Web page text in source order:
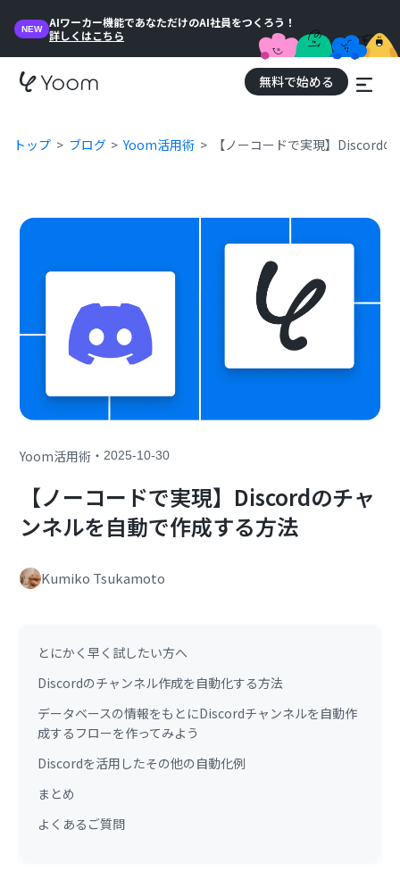
NEW
AIワーカー機能であなただけのAI社員をつくろう！
詳しくはこちら
無料で始める
トップ ブログ Yoom活用術 【ノーコードで実現】Discord
Yoom活用術 ・2025-10-30
【ノーコードで実現】Discordのチャ
ンネルを自動で作成する方法
Kumiko Tsukamoto
とにかく早く試したい方へ
Discordのチャンネル作成を自動化する方法
データベースの情報をもとにDiscordチャンネルを自動作
成するフローを作ってみよう
Discordを活用したその他の自動化例
まとめ
よくあるご質問